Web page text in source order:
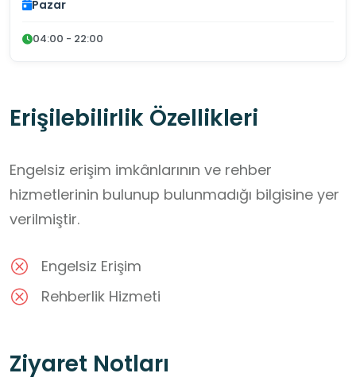
Pazar
04:00 - 22:00
Erişilebilirlik Özellikleri
Engelsiz erişim imkânlarının ve rehber
hizmetlerinin bulunup bulunmadığı bilgisine yer
verilmiştir.
Engelsiz Erişim
Rehberlik Hizmeti
Ziyaret Notları